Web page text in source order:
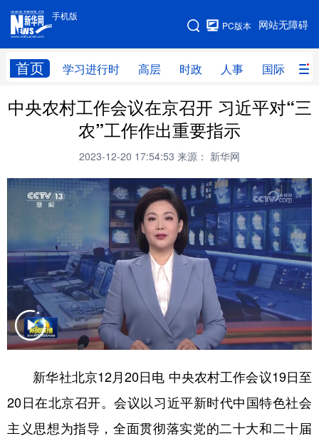
手机版
网站无障碍
PC版本
首页 学习进行时 高层 时政 人事 国际 财
手机版
网站地图
学习进行时 高层 时政 人事
财经 网评
科技 科创 量子 体育
书画 健康 军事
访谈 视频 图片 政务
法律 中央文件 金融 汽车
食品 人居 信息化 数字经济
学术中国 乡村振兴 银龄 溯源中国
城市 旅游 能源 会展
彩票 娱乐 时尚 悦读
公益 一带一路 亚太网 上市公司
中央农村工作会议在京召开 习近平对“三
农”工作作出重要指示
2023-12-20 17:54:53 来源： 新华网
新华社北京12月20日电 中央农村工作会议19日至
20日在北京召开。会议以习近平新时代中国特色社会
主义思想为指导，全面贯彻落实党的二十大和二十届